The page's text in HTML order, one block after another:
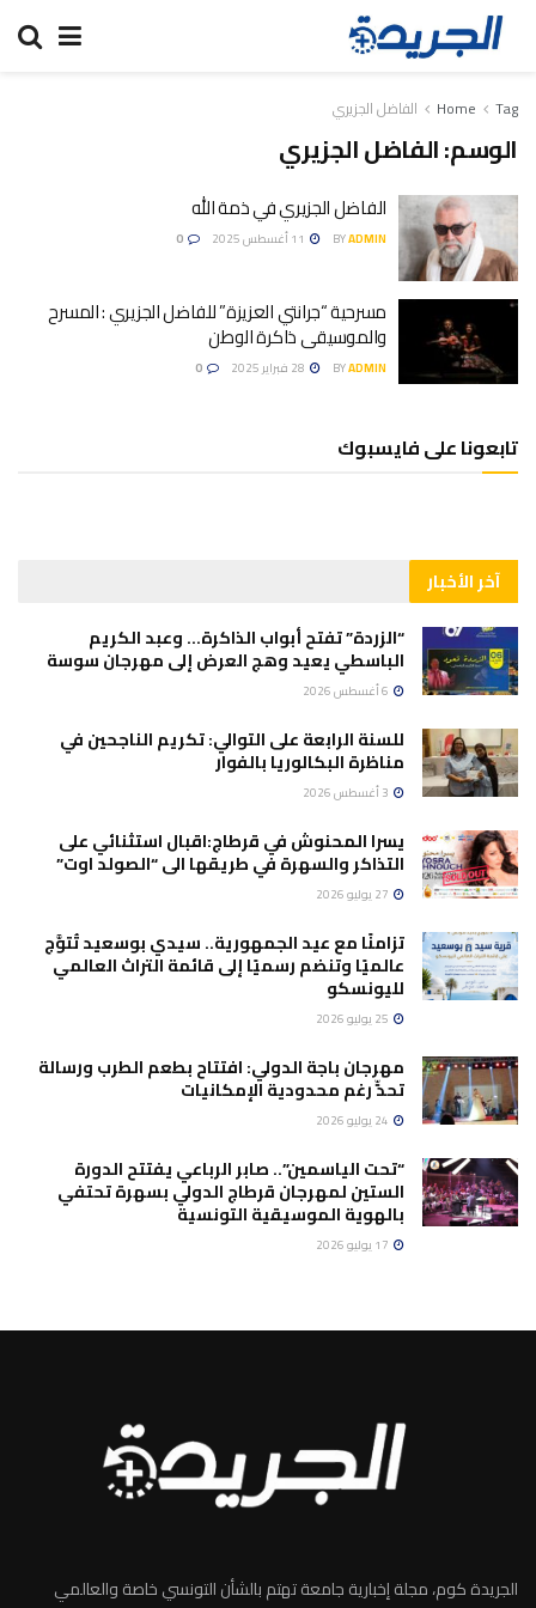
Home Tag الفاضل الجزيري
الوسم:الفاضل الجزيري
الفاضل الجزيري في ذمة الله
BYADMIN
مسرحية “جرانتي العزيزة” للفاضل الجزيري : المسرح
والموسيقى ذاكرة الوطن
BYADMIN
تابعونا على فايسبوك
آخر الأخبار
“الزردة” تفتح أبواب الذاكرة… وعبد الكريم
الباسطي يعيد وهج العرض إلى مهرجان سوسة
للسنة الرابعة على التوالي: تكريم الناجحين في
مناظرة البكالوريا بالفوار
يسرا المحنوش في قرطاج:اقبال استثنائي على
التذاكر والسهرة في طريقها الى “الصولد اوت”
تزامنًا مع عيد الجمهورية.. سيدي بوسعيد تُتوَّج
عالميًا وتنضم رسميًا إلى قائمة التراث العالمي
لليونسكو
مهرجان باجة الدولي: افتتاح بطعم الطرب ورسالة
تحدٍّ رغم محدودية الإمكانيات
“تحت الياسمين”.. صابر الرباعي يفتتح الدورة
الستين لمهرجان قرطاج الدولي بسهرة تحتفي
بالهوية الموسيقية التونسية
الجريدة كوم، مجلة إخبارية جامعة تهتم بالشأن التونسي خاصة والعالمي